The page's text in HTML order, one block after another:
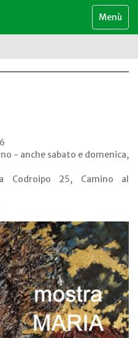
Menù
- anche sabato e domenica,
Codroipo 25, Camino al